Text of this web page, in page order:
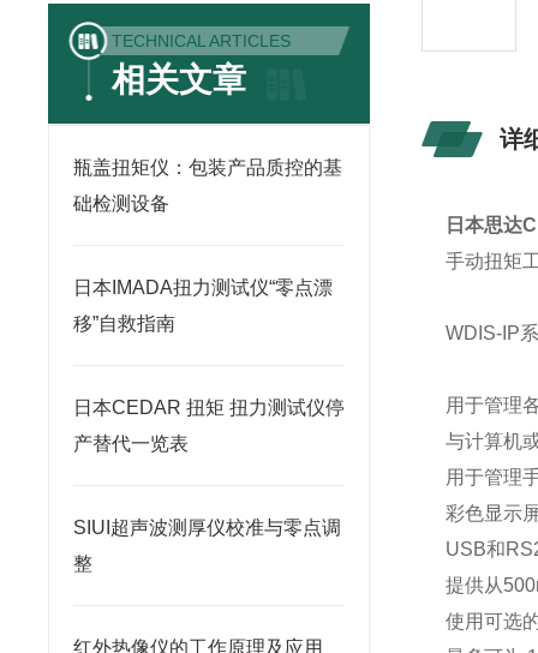
TECHNICAL ARTICLES
相关文章
瓶盖扭矩仪：包装产品质控的基
础检测设备
日本IMADA扭力测试仪“零点漂
移”自救指南
日本CEDAR 扭矩 扭力测试仪停
产替代一览表
SIUI超声波测厚仪校准与零点调
整
红外热像仪的工作原理及应用
详
日本思达
手动扭矩
WDIS-IP
用于管理
与计算机
用于管理
彩色显示
USB和
提供从
使用可选